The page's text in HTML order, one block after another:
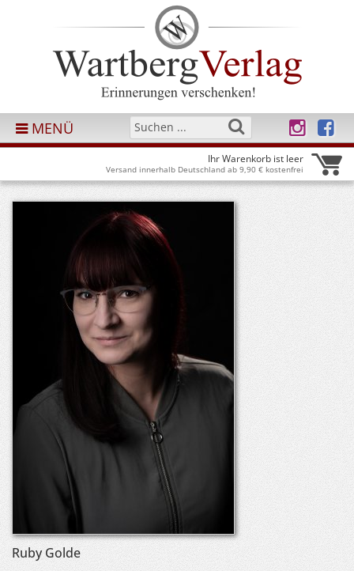
MENÜ
Ihr Warenkorb ist leer
Versand innerhalb Deutschland ab 9,90 € kostenfrei
Ruby Golde